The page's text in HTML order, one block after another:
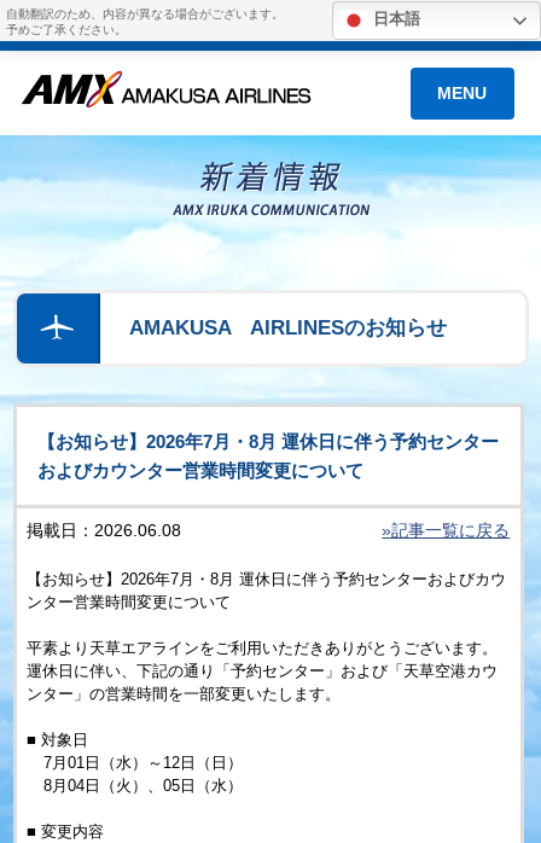
自動翻訳のため、内容が異なる場合がございます。
予めご了承ください。
日本語
MENU
AMAKUSA AIRLINESのお知らせ
【お知らせ】2026年7月・8月 運休日に伴う予約センター
およびカウンター営業時間変更について
掲載日：2026.06.08 »記事一覧に戻る
【お知らせ】2026年7月・8月 運休日に伴う予約センターおよびカウ
ンター営業時間変更について
平素より天草エアラインをご利用いただきありがとうございます。
運休日に伴い、下記の通り「予約センター」および「天草空港カウ
ンター」の営業時間を一部変更いたします。
■ 対象日
7月01 日（水）～ 12 日（日）
8月04 日（火）、05 日（水）
■ 変更内容